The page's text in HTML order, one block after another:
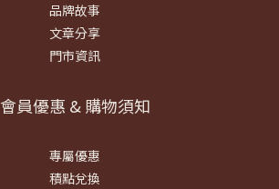
品牌故事
文章分享
門市資訊
會員優惠 & 購物須知
專屬優惠
積點兌換